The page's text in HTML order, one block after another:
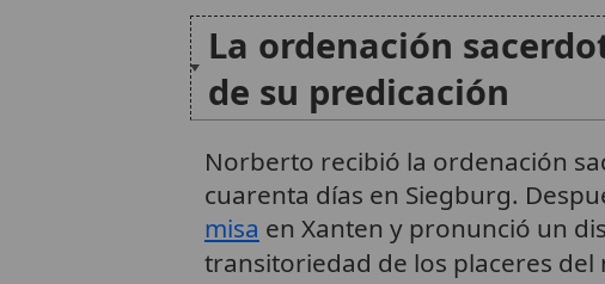
La ordenación
de su predicación
Norberto recibió la ordenación
cuarenta días en Siegburg.
misa en Xanten y pronunció un
transitoriedad de los placeres